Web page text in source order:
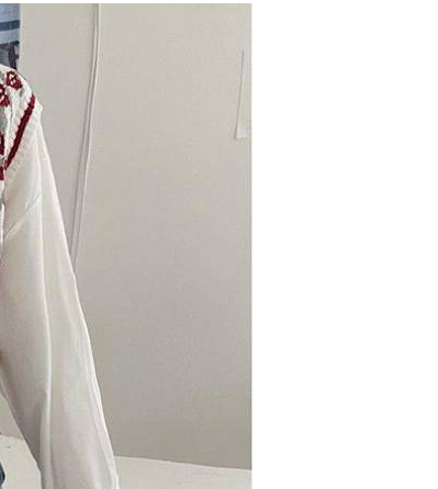
AFTEE先享後付」後，將跳轉至「AFTEE先享後
訊認證並確認金額後，即可完成結帳。
您將收到繳費通知簡訊。
後14天內，點擊此簡訊中的連結，可透過四大超商
多元方式進行付款，方視為交易完成。
成當下不需立刻繳費，但若您需要取消訂單，請聯
經商家同意取消之訂單仍視為有效，需透過AFTEE
。
AFTEE先享後付 」之結帳頁面顯示為準，若有關於
需取消欲退款等相關疑問，請聯繫「AFTEE先享後
netprotections.freshdesk.com/support/home
份有限公司提供之「AFTEE先享後付」服務完成之
要範圍內提供個人資料，並將交易相關給付款項請
股份有限公司。
事宜，請瀏覽以下網址：
事先徵得法定代理人或監護人之同意方可使用
若未經同意申辦者引起之損失，本公司不負相關責
後付」時，將依據個別帳號之用戶狀況，依本公司
限額度；若仍有額度不足之情形，本公司將視審查
認證。
帳號或使用他人資訊註冊。若發現惡意使用之情
含以上)免運費
含以上)免運費
含以上)免運費
含以上)免運費
含以上)免運費
含以上)免運費